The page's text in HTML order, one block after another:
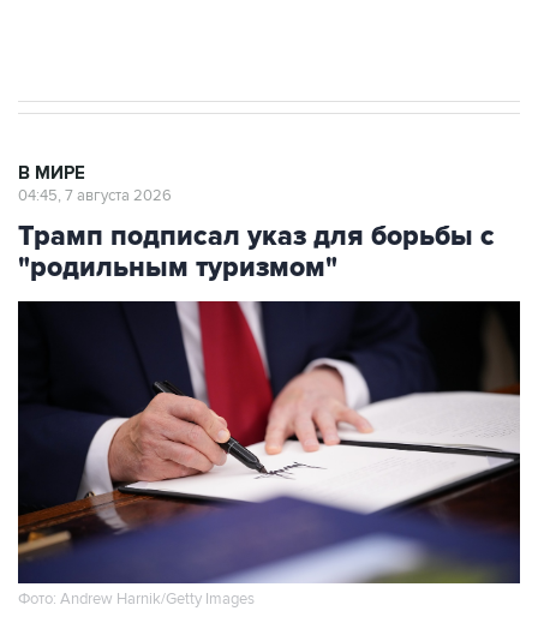
В МИРЕ
04:45, 7 августа 2026
Трамп подписал указ для борьбы с
"родильным туризмом"
Фото: Andrew Harnik/Getty Images